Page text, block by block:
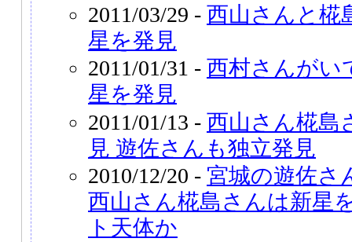
2011/03/29 - 西山さんと椛
星を発見
2011/01/31 - 西村さんがい
星を発見
2011/01/13 - 西山さん椛島
見 遊佐さんも独立発見
2010/12/20 - 宮城の遊佐さ
西山さん椛島さんは新星
ト天体か